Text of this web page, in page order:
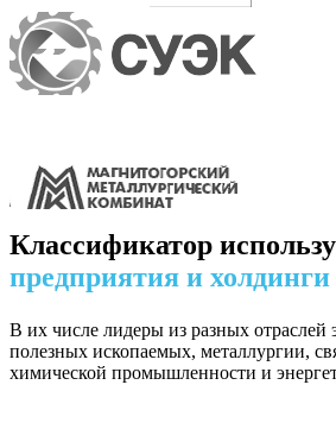
Классификатор
предприятия и
В их числе лидеры из разных
полезных ископаемых, металлургии,
химической промышленности и